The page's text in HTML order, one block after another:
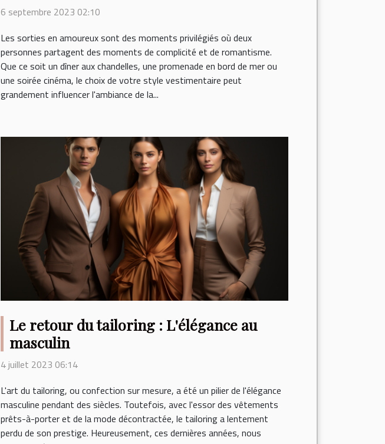
6 septembre 2023 02:10
Les sorties en amoureux sont des moments privilégiés où deux
personnes partagent des moments de complicité et de romantisme.
Que ce soit un dîner aux chandelles, une promenade en bord de mer ou
une soirée cinéma, le choix de votre style vestimentaire peut
grandement influencer l'ambiance de la...
Le retour du tailoring : L'élégance au
masculin
4 juillet 2023 06:14
L'art du tailoring, ou confection sur mesure, a été un pilier de l'élégance
masculine pendant des siècles. Toutefois, avec l'essor des vêtements
prêts-à-porter et de la mode décontractée, le tailoring a lentement
perdu de son prestige. Heureusement, ces dernières années, nous